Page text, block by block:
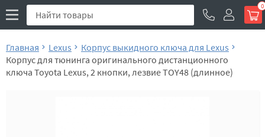
0
Главная Lexus
Корпус выкидного ключа для Lexus
Корпус для тюнинга оригинального дистанционного
ключа Toyota Lexus, 2 кнопки, лезвие TOY48 (длинное)